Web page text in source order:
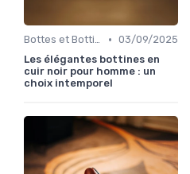
Bottes et Bottines • 03/09/2025
Les élégantes bottines en
cuir noir pour homme : un
choix intemporel